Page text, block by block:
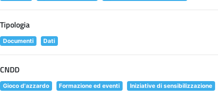
Tipologia
Documenti Dati
CNDD
Gioco d'azzardo Formazione ed eventi Iniziative di sensibilizzazione